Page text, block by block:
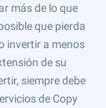
más de lo que
que pierda
invertir a menos
de su
siempre debe
de Copy